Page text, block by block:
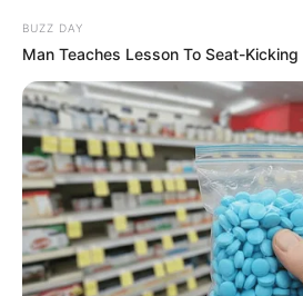
BUZZ DAY
Man Teaches Lesson To Seat-